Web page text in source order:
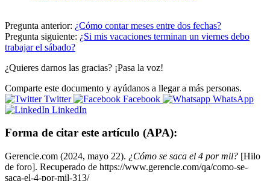
Pregunta anterior: ¿Cómo contar meses entre dos fechas?
Pregunta siguiente: ¿Si mis vacaciones terminan un viernes debo
trabajar el sábado?
¿Quieres darnos las gracias? ¡Pasa la voz!
Comparte este documento y ayúdanos a llegar a más personas.
Twitter
Facebook
WhatsApp
LinkedIn
Forma de citar este artículo (APA):
Gerencie.com (2024, mayo 22). ¿Cómo se saca el 4 por mil? [Hilo
de foro]. Recuperado de https://www.gerencie.com/qa/como-se-
saca-el-4-por-mil-313/